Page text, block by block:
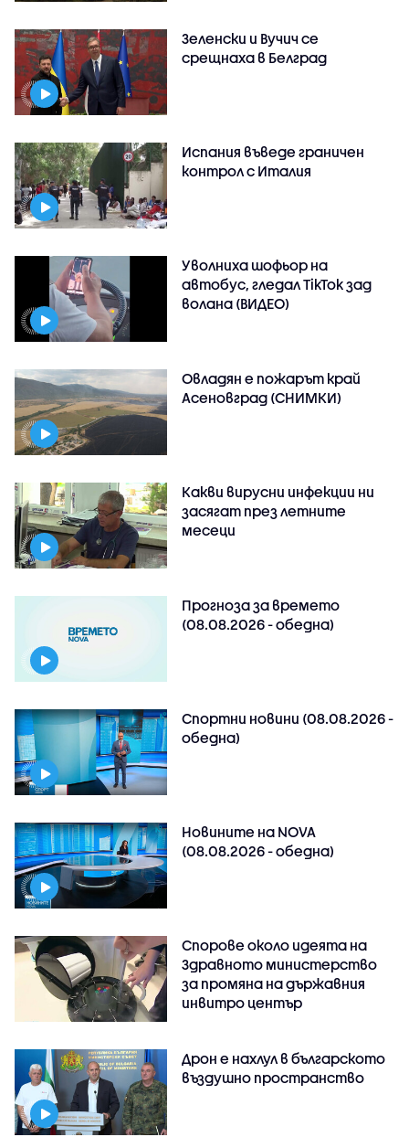
Зеленски и Вучич се
срещнаха в Белград
Испания въведе граничен
контрол с Италия
Уволниха шофьор на
автобус, гледал TikTok зад
волана (ВИДЕО)
Овладян е пожарът край
Асеновград (СНИМКИ)
Какви вирусни инфекции ни
засягат през летните
месеци
Прогноза за времето
(08.08.2026 - обедна)
Спортни новини (08.08.2026 -
обедна)
Новините на NOVA
(08.08.2026 - обедна)
Спорове около идеята на
Здравното министерство
за промяна на държавния
инвитро център
Дрон е нахлул в българското
въздушно пространство